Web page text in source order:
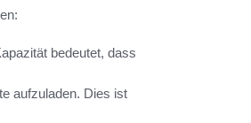
bedeutet, dass
aufzuladen. Dies ist